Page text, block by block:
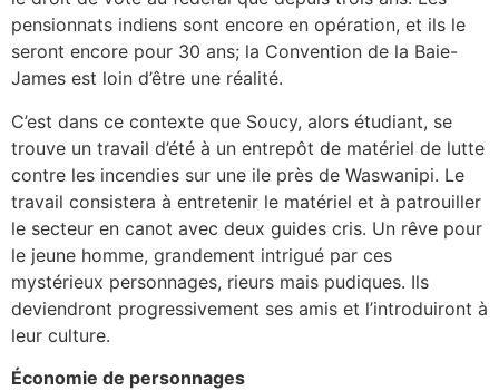
pensionnats indiens sont encore en opération, et ils le
seront encore pour 30 ans; la Convention de la Baie-
James est loin d’être une réalité.
C’est dans ce contexte que Soucy, alors étudiant, se
trouve un travail d’été à un entrepôt de matériel de lutte
contre les incendies sur une ile près de Waswanipi. Le
travail consistera à entretenir le matériel et à patrouiller
le secteur en canot avec deux guides cris. Un rêve pour
le jeune homme, grandement intrigué par ces
mystérieux personnages, rieurs mais pudiques. Ils
deviendront progressivement ses amis et l’introduiront à
leur culture.
Économie de personnages